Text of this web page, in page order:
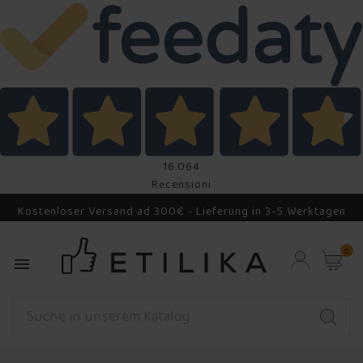
16.064
Recensioni
Kostenloser Versand ad 300€ - Lieferung in 3-5 Werktagen

0